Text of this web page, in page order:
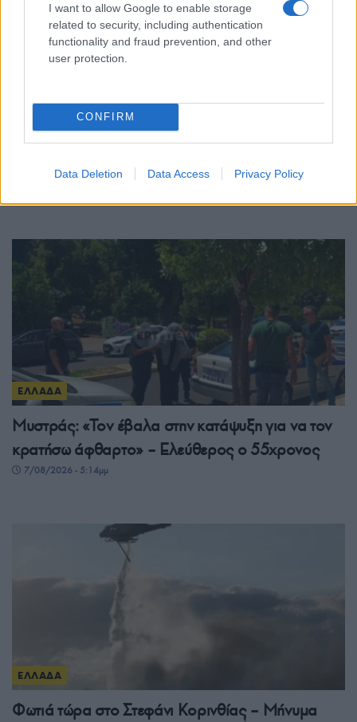
I want to allow Google to enable storage
related to security, including authentication
functionality and fraud prevention, and other
user protection.
CONFIRM
Data Deletion Data Access Privacy Policy
ΕΛΛΑΔΑ
Στεγαστικό επίδομα: Ποιοι 1.120 φοιτητές θα
λάβουν 2.000 ή 2.500 ευρώ
ΕΛΛΑΔΑ
Μυστράς: «Τον έβαλα στην κατάψυξη για να τον
κρατήσω άφθαρτο» – Ελεύθερος ο 55χρονος
7/08/2026 - 5:14μμ
ΕΛΛΑΔΑ
Φωτιά τώρα στο Στεφάνι Κορινθίας – Μήνυμα